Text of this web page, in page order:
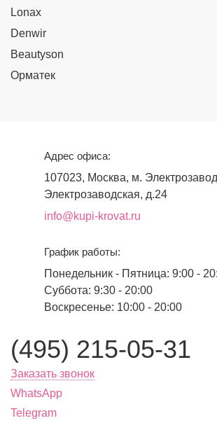
Lonax
Denwir
Beautyson
Орматек
Адрес офиса:
107023, Москва, м.
Электрозаводская, д.24
info@kupi-krovat.ru
График работы:
Понедельник - Пятница: 9:00 -
Суббота: 9:30 - 20:00
Воскресенье: 10:00 - 20:00
(495) 215-05-31
Заказать звонок
WhatsApp
Telegram